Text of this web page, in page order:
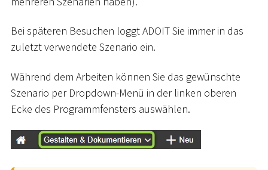
Bei späteren Besuchen loggt ADOIT Sie immer in das
zuletzt verwendete Szenario ein.
Während dem Arbeiten können Sie das gewünschte
Szenario per Dropdown-Menü in der linken oberen
Ecke des Programmfensters auswählen.